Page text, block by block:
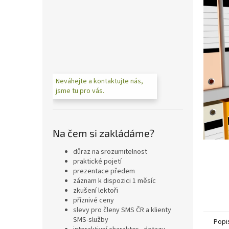
Neváhejte a kontaktujte nás,
jsme tu pro vás.
Na čem si zakládáme?
důraz na srozumitelnost
praktické pojetí
prezentace předem
záznam k dispozici 1 měsíc
zkušení lektoři
příznivé ceny
slevy pro členy SMS ČR a klienty
SMS-služby